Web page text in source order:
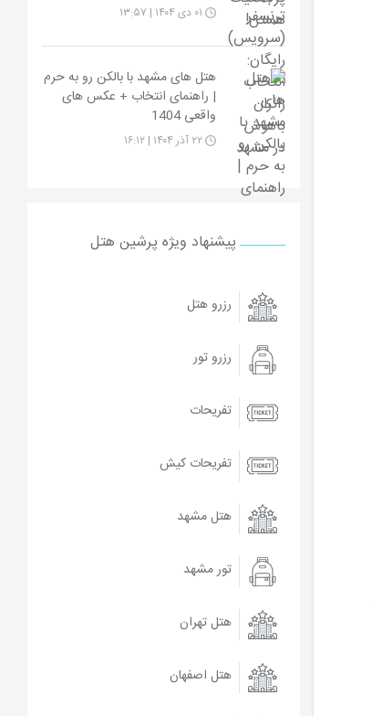
هتل های مشهد با بالکن رو به حرم
| راهنمای انتخاب + عکس های
واقعی 1404
۲۲ آذر ۱۴۰۴ | ۱۶:۱۲
پیشنهاد ویژه پرشین هتل
رزرو هتل
رزرو تور
تفریحات
تفریحات کیش
هتل مشهد
تور مشهد
هتل تهران
هتل اصفهان